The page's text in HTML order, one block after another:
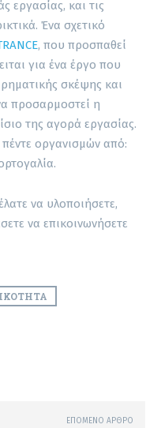
εργασίας, και τις
Ένα σχετικό
, που προσπαθεί
για ένα έργο που
σκέψης και
προσαρμοστεί η
της αγορά εργασίας.
οργανισμών από:
να υλοποιήσετε,
να επικοινωνήσετε
ΕΠΌΜΕΝΟ ΆΡΘΡΟ